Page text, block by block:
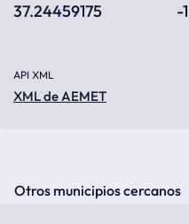
37.24459175 -
API XML
XML de AEMET
Otros municipios cercanos